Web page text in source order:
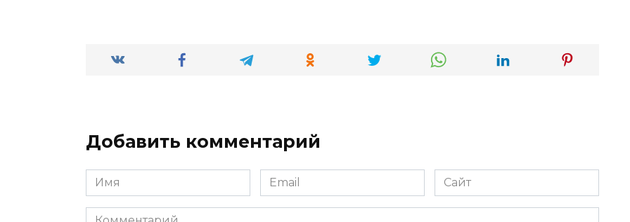
Добавить комментарий
Имя
*
Email
*
Сайт
Комментарий